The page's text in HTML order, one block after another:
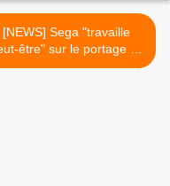
[NEWS] Sega "travaille
être" sur le portage de
Shenmue et Skies of